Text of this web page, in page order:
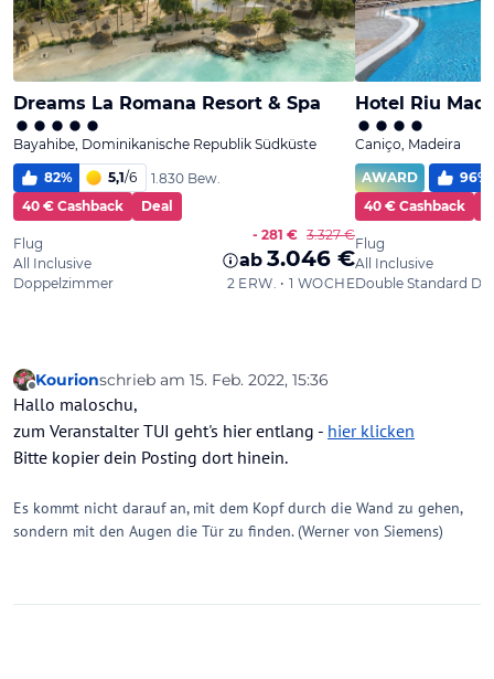
Offline
Kourionschrieb am 15. Feb. 2022, 15:36
zuletzt editiert von Kourion
Hallo maloschu,
zum Veranstalter TUI geht's hier entlang - hier klicken
Bitte kopier dein Posting dort hinein.
Es kommt nicht darauf an, mit dem Kopf durch die Wand zu gehen,
sondern mit den Augen die Tür zu finden. (Werner von Siemens)